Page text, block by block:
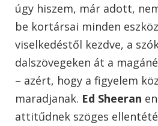
úgy hiszem, már adott,
be kortársai minden
viselkedéstől kezdve, a
dalszövegeken át a
– azért, hogy a figyelem
maradjanak. Ed Sheeran
attitűdnek szöges